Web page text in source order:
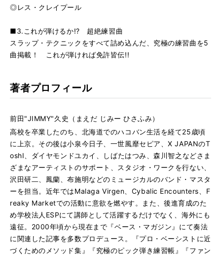
◎レス・クレイプール
■3.これが弾けるか!? 超絶練習曲
スラップ・テクニックをすべて詰め込んだ、究極の練習曲を5
曲掲載！ これが弾ければ免許皆伝!!
著者プロフィール
前田"JIMMY"久史（まえだ じみー ひさふみ）
高校を卒業したのち、北海道でのハコバン生活を経て25歳頃
に上京。その後は小泉今日子、一世風靡セピア、X JAPANのT
oshI、ダイヤモンドユカイ、しばたはつみ、森川智之などさま
ざまなアーティストのサポート、スタジオ・ワークを行ない、
沢田研二、鳳蘭、布施明などのミュージカルのバンド・マスタ
ーを担当。近年ではMalaga Virgen、Cybalic Encounters、F
reaky Marketでの活動に意欲を燃やす。また、後進育成のた
め学校法人ESPにて講師として活躍するだけでなく、海外にも
遠征。2000年頃から現在まで『ベース・マガジン』にて奏法
に関連した記事を多数プロデュース。『プロ・ベーシストに近
づくためのメソッド集』『究極のピック弾き練習帳』『ファン